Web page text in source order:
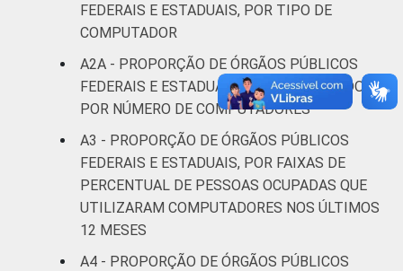
FEDERAIS E ESTADUAIS, POR TIPO DE
COMPUTADOR
A2A - PROPORÇÃO DE ÓRGÃOS PÚBLICOS
FEDERAIS E ESTADUAIS COM COMPUTADOR,
POR NÚMERO DE COMPUTADORES
A3 - PROPORÇÃO DE ÓRGÃOS PÚBLICOS
FEDERAIS E ESTADUAIS, POR FAIXAS DE
PERCENTUAL DE PESSOAS OCUPADAS QUE
UTILIZARAM COMPUTADORES NOS ÚLTIMOS
12 MESES
A4 - PROPORÇÃO DE ÓRGÃOS PÚBLICOS